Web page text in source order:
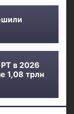
в 2026
1,08 трлн